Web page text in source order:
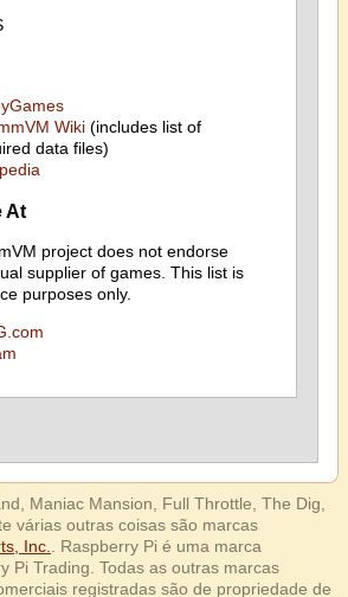
Wiki(includes list of
data files)
At
project does not endorse
supplier of games. This list is
purposes only.
Maniac Mansion, Full Throttle, The Dig,
várias outras coisas são marcas
Inc.
. Raspberry Pi é uma marca
Pi Trading. Todas as outras marcas
registradas são de propriedade de